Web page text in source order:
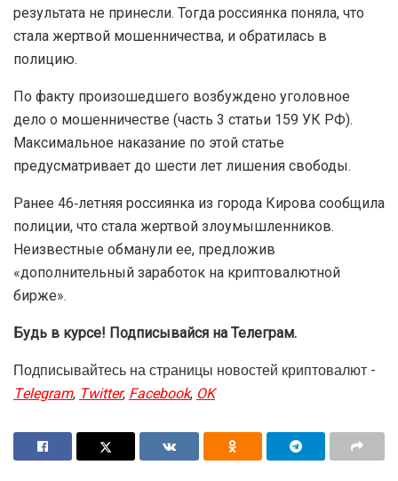
результата не принесли. Тогда россиянка поняла, что
стала жертвой мошенничества, и обратилась в
полицию.
По факту произошедшего возбуждено уголовное
дело о мошенничестве (часть 3 статьи 159 УК РФ).
Максимальное наказание по этой статье
предусматривает до шести лет лишения свободы.
Ранее 46‑летняя россиянка из города Кирова сообщила
полиции, что стала жертвой злоумышленников.
Неизвестные обманули ее, предложив
«дополнительный заработок на криптовалютной
бирже».
Будь в курсе! Подписывайся на Телеграм.
Подписывайтесь на страницы новостей криптовалют -
Telegram,Twitter,Facebook,OK